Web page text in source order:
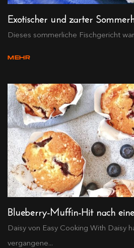
Exotischer und zarter
Dieses sommerliche Fischgericht
MEHR
Blueberry-Muffin-Hit nach
Daisy von Easy Cooking With Daisy
vergangene...